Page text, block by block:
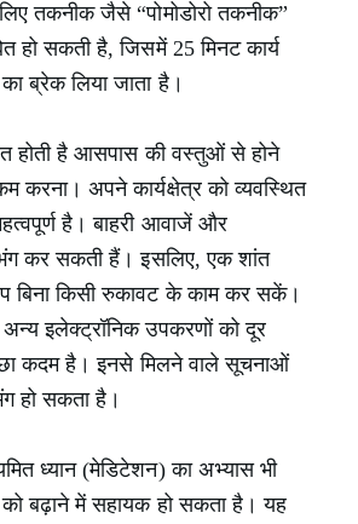
तकनीक जैसे “पोमोडोरो तकनीक”
हो सकती है, जिसमें 25 मिनट कार्य
ब्रेक लिया जाता है।
होती है आसपास की वस्तुओं से होने
करना। अपने कार्यक्षेत्र को व्यवस्थित
है। बाहरी आवाजें और
भंग कर सकती हैं। इसलिए, एक शांत
किसी रुकावट के काम कर सकें।
इलेक्ट्रॉनिक उपकरणों को दूर
कदम है। इनसे मिलने वाले सूचनाओं
हो सकता है।
ध्यान (मेडिटेशन) का अभ्यास भी
बढ़ाने में सहायक हो सकता है। यह